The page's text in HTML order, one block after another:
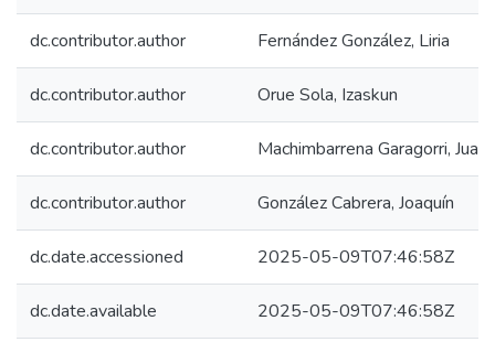
dc.contributor.author Fernández González, Liria
dc.contributor.author Orue Sola, Izaskun
dc.contributor.author Machimbarrena Garagorri,
dc.contributor.author González Cabrera, Joaquín
dc.date.accessioned 2025-05-09T07:46:58Z
dc.date.available 2025-05-09T07:46:58Z